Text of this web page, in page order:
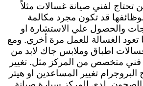
تحتاج لفني صيانة غسالات مثلاً
قد تكون مجرد مكالمة
والحصول علي الاستشارة او
تعود الغسالة للعمل مرة أخري. ومع
اطباق وملابس جاك لابد من
متخصص من المركز مثل. تغيير
البروجرام تغيير المساعدين او هيتر